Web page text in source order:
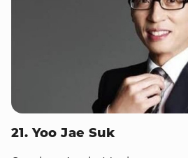
21. Yoo Jae Suk